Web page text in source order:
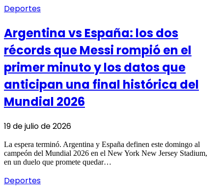
Deportes
Argentina vs España: los dos
récords que Messi rompió en el
primer minuto y los datos que
anticipan una final histórica del
Mundial 2026
19 de julio de 2026
La espera terminó. Argentina y España definen este domingo al
campeón del Mundial 2026 en el New York New Jersey Stadium,
en un duelo que promete quedar…
Deportes